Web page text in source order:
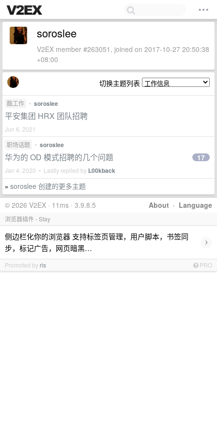
soroslee
V2EX member #263051, joined on 2017-10-27 20:50:38
+08:00
切换主题列表
酷工作 • soroslee
平安集团 HRX 团队招聘
Jun 6, 2021
职场话题
• soroslee
华为的 OD 模式招聘的几个问题
Jan 4, 2020 • Lastly replied by L00kback
17
» soroslee 创建的更多主题
About · Language
© 2026 V2EX · 11ms · 3.9.8.5
浏览器插件 - Stay
侧边栏化你的浏览器 支持标签页管理，用户脚本，书签同
步，标记广告，网页暗黑…
›
Promoted by ris PRO